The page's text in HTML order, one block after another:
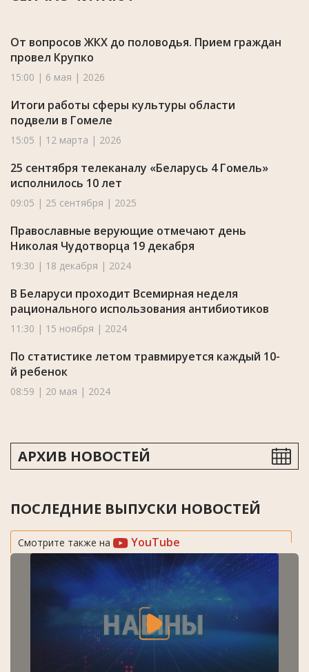
От вопросов ЖКХ до половодья. Прием граждан
провел Крупко
15:00 | 6 мая | 2026
Итоги работы сферы культуры области
подвели в Гомеле
15:05 | 12 марта | 2026
25 сентября телеканалу «Беларусь 4 Гомель»
исполнилось 10 лет
09:05 | 25 сентября | 2025
Православные верующие отмечают день
Николая Чудотворца 19 декабря
19:30 | 18 декабря | 2024
В Беларуси проходит Всемирная неделя
рационального использования антибиотиков
11:30 | 15 ноября | 2024
По статистике летом травмируется каждый 10-
й ребенок
08:59 | 20 мая | 2024
АРХИВ НОВОСТЕЙ
ПОСЛЕДНИЕ ВЫПУСКИ НОВОСТЕЙ
Смотрите также на YouTube